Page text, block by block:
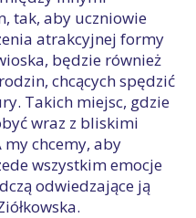
tak, aby uczniowie
atrakcyjnej formy
będzie również
chcących spędzić
Takich miejsc, gdzie
wraz z bliskimi
chcemy, aby
wszystkim emocje
odwiedzające ją